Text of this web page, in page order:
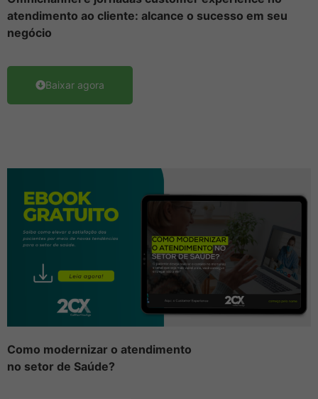
atendimento ao cliente: alcance o sucesso em seu
negócio
Baixar agora
Como modernizar o atendimento
no setor de Saúde?